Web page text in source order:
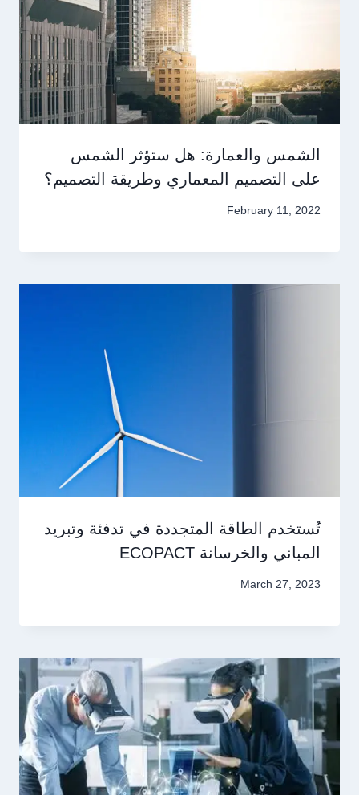
الشمس والعمارة: هل ستؤثر الشمس
على التصميم المعماري وطريقة التصميم؟
February 11, 2022
تُستخدم الطاقة المتجددة في تدفئة وتبريد
المباني والخرسانة ECOPACT
March 27, 2023